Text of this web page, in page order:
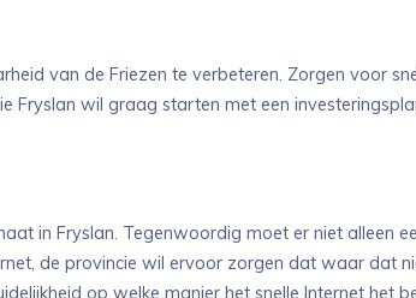
van de Friezen te verbeteren. Zorgen voor
wil graag starten met een
in Fryslan. Tegenwoordig moet er niet
de provincie wil ervoor zorgen dat waar dat
op welke manier het snelle Internet